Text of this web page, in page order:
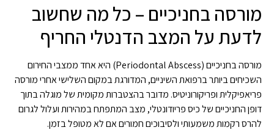
מורסה בחניכיים – כל מה שחשוב
לדעת על המצב הדנטלי החריף
מורסה בחניכיים (Periodontal Abscess) היא אחד ממצבי החירום
השכיחים ביותר ברפואת השיניים, המדורגת במקום השלישי אחרי מורסה
פריאפיקלית ופריקורוניטיס. מדובר בהצטברות מקומית של מוגלה בתוך
דופן החניכיים של כיס פריודונטלי, מצב המתפתח במהירות ועלול לגרום
להרס רקמות משמעותי ולסיבוכים חמורים אם לא מטופל בזמן.